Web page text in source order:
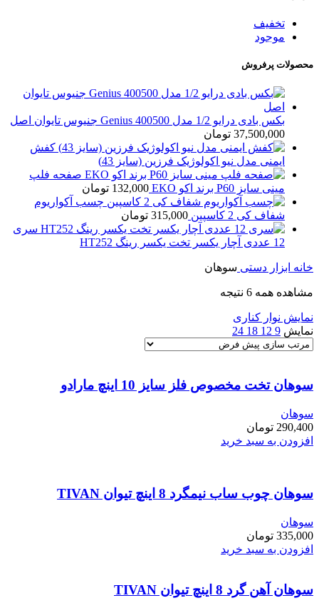
تخفیف
موجود
محصولات پرفروش
بکس بادی درایو 1/2 مدل Genius 400500 جنیوس تایوان اصل
37,500,000 تومان
کفش
ایمنی مدل نیو اکولوژیک فرزین (سایز 43)
صفحه فلپ
مینی سایز P60 برند اکو EKO
132,000 تومان
چسب آکواریوم
شفاف کی 2 کاسپین
315,000 تومان
سری
12 عددی آچار یکسر تخت یکسر رینگ HT252
خانه ابزار دستی سوهان
مشاهده همه 6 نتیجه
نمایش نوار کناری
نمایش 9
12
18
24
سوهان تخت مخصوص فلز سایز 10 اینچ مارادو
سوهان
290,400 تومان
افزودن به سبد خرید
سوهان چوب ساب نیمگرد 8 اینچ تیوان TIVAN
سوهان
335,000 تومان
افزودن به سبد خرید
سوهان آهن گرد 8 اینچ تیوان TIVAN